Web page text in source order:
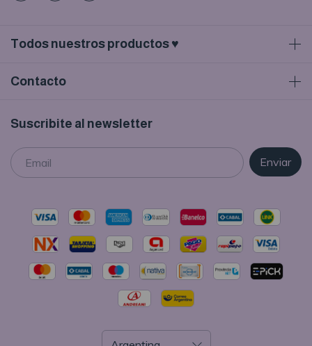
Todos nuestros productos ♥
Contacto
Suscribite al newsletter